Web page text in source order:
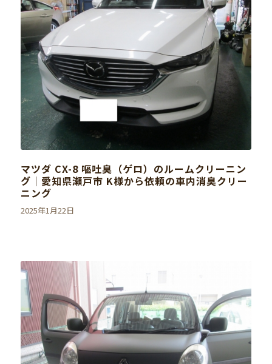
マツダ CX-8 嘔吐臭（ゲロ）のルームクリーニン
グ｜愛知県瀬戸市 K様から依頼の車内消臭クリー
ニング
2025年1月22日